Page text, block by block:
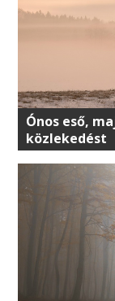
Ónos eső,
közlekedést